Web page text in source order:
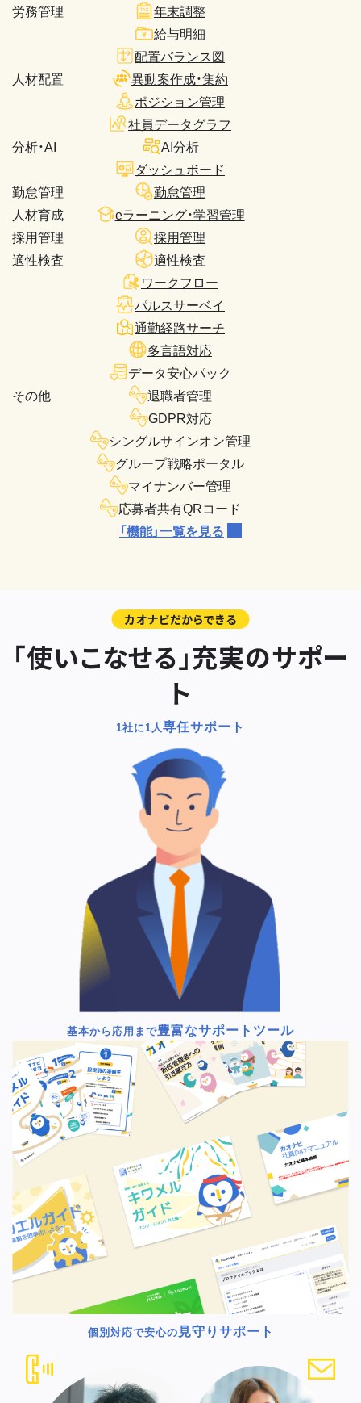
労務管理
年末調整
給与明細
人材配置
配置バランス図
異動案作成・集約
ポジション管理
分析・AI
社員データグラフ
AI分析
ダッシュボード
勤怠管理
勤怠管理
人材育成
eラーニング・学習管理
採用管理
採用管理
適性検査
適性検査
その他
ワークフロー
パルスサーベイ
通勤経路サーチ
多言語対応
データ安心パック
退職者管理
GDPR対応
シングルサインオン管理
グループ戦略ポータル
マイナンバー管理
応募者共有QRコード
「機能」一覧を見る
カオナビだからできる
「使いこなせる」充実のサポー
ト
1社に1人専任サポート
基本から応用まで豊富なサポートツール
個別対応で安心の 見守りサポート